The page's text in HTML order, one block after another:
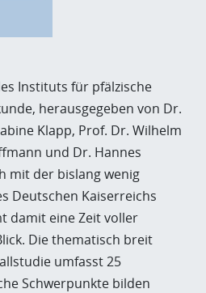
Instituts für pfälzische
herausgegeben von Dr.
Klapp, Prof. Dr. Wilhelm
und Dr. Hannes
mit der bislang wenig
Deutschen Kaiserreichs
damit eine Zeit voller
Die thematisch breit
umfasst 25
Schwerpunkte bilden